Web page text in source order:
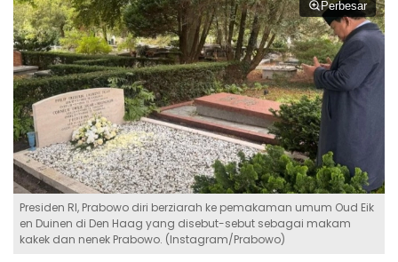
Perbesar
Presiden RI, Prabowo diri berziarah ke pemakaman umum Oud Eik
en Duinen di Den Haag yang disebut-sebut sebagai makam
kakek dan nenek Prabowo. (Instagram/Prabowo)